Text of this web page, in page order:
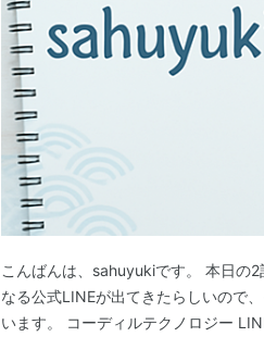
こんばんは、sahuyukiです。 本日の
なる公式LINEが出てきたらしいので
います。 コーディルテクノロジー